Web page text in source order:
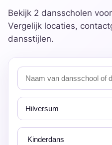
Bekijk 2 dansscholen
Vergelijk locaties,
dansstijlen.